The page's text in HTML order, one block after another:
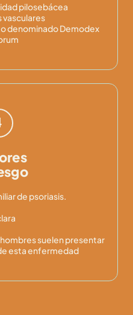
pilosebácea
vasculares
denominado Demodex
de psoriasis.
suelen presentar
esta enfermedad